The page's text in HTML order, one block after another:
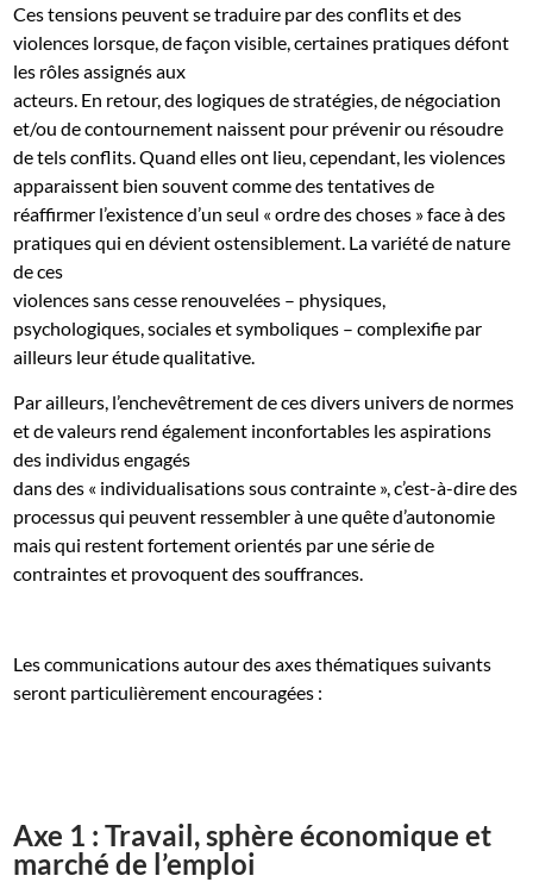
Ces tensions peuvent se traduire par des conflits et des
violences lorsque, de façon visible, certaines pratiques défont
les rôles assignés aux
acteurs. En retour, des logiques de stratégies, de négociation
et/ou de contournement naissent pour prévenir ou résoudre
de tels conflits. Quand elles ont lieu, cependant, les violences
apparaissent bien souvent comme des tentatives de
réaffirmer l’existence d’un seul « ordre des choses » face à des
pratiques qui en dévient ostensiblement. La variété de nature
de ces
violences sans cesse renouvelées – physiques,
psychologiques, sociales et symboliques – complexifie par
ailleurs leur étude qualitative.
Par ailleurs, l’enchevêtrement de ces divers univers de normes
et de valeurs rend également inconfortables les aspirations
des individus engagés
dans des « individualisations sous contrainte », c’est-à-dire des
processus qui peuvent ressembler à une quête d’autonomie
mais qui restent fortement orientés par une série de
contraintes et provoquent des souffrances.
Les communications autour des axes thématiques suivants
seront particulièrement encouragées :
Axe 1 : Travail, sphère économique et
marché de l’emploi